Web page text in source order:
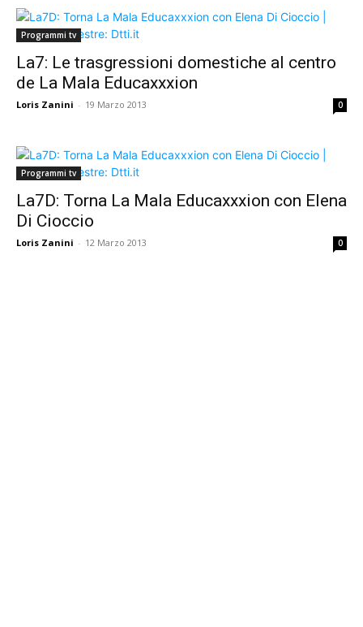
Programmi tv
La7: Le trasgressioni domestiche al centro
de La Mala Educaxxxion
Loris Zanini - 19 Marzo 2013 0
Programmi tv
La7D: Torna La Mala Educaxxxion con Elena
Di Cioccio
Loris Zanini - 12 Marzo 2013 0